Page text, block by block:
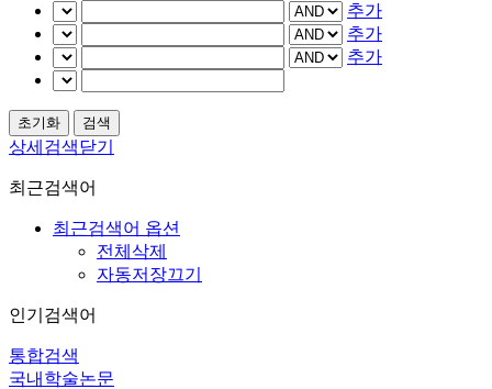
추가
추가
추가
상세검색닫기
최근검색어
최근검색어 옵션
전체삭제
자동저장끄기
인기검색어
통합검색
국내학술논문